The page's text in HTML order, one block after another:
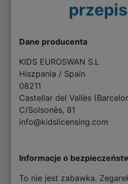
Dane producenta
KIDS EUROSWAN S.L
Hiszpania / Spain
08211
Castellar del Vallès
C/Solsonès, 81
info@kidslicensing.com
Informacje o
To nie jest zabawka.